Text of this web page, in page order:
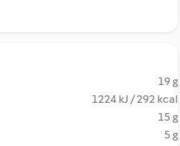
19 g
1224 kJ / 292 kcal
15 g
5 g